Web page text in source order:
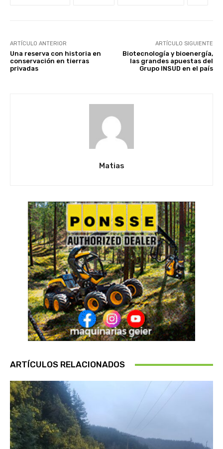
ARTÍCULO ANTERIOR
Una reserva con historia en
conservación en tierras
privadas
ARTÍCULO SIGUIENTE
Biotecnología y bioenergía,
las grandes apuestas del
Grupo INSUD en el país
Matias
ARTÍCULOS RELACIONADOS